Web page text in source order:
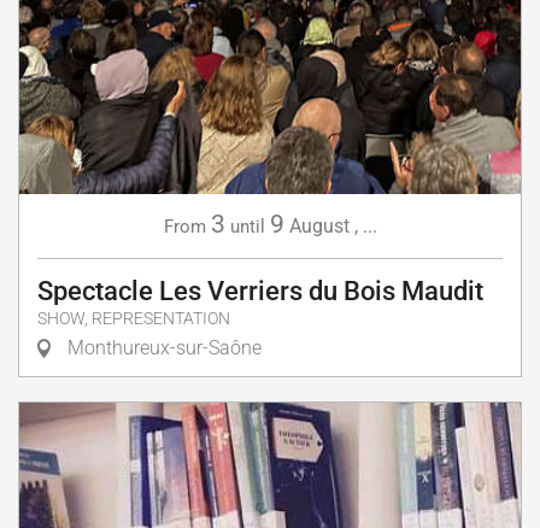
From 3 until 9 August, ...
Spectacle Les Verriers du Bois Maudit
SHOW, REPRESENTATION
Monthureux-sur-Saône